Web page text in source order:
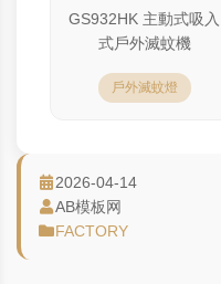
GS932HK 主動式吸入
式戶外滅蚊機
戶外滅蚊燈
2026-04-14
AB模板网
FACTORY